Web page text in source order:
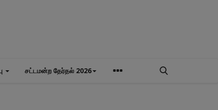
சட்டமன்ற தேர்தல் 2026